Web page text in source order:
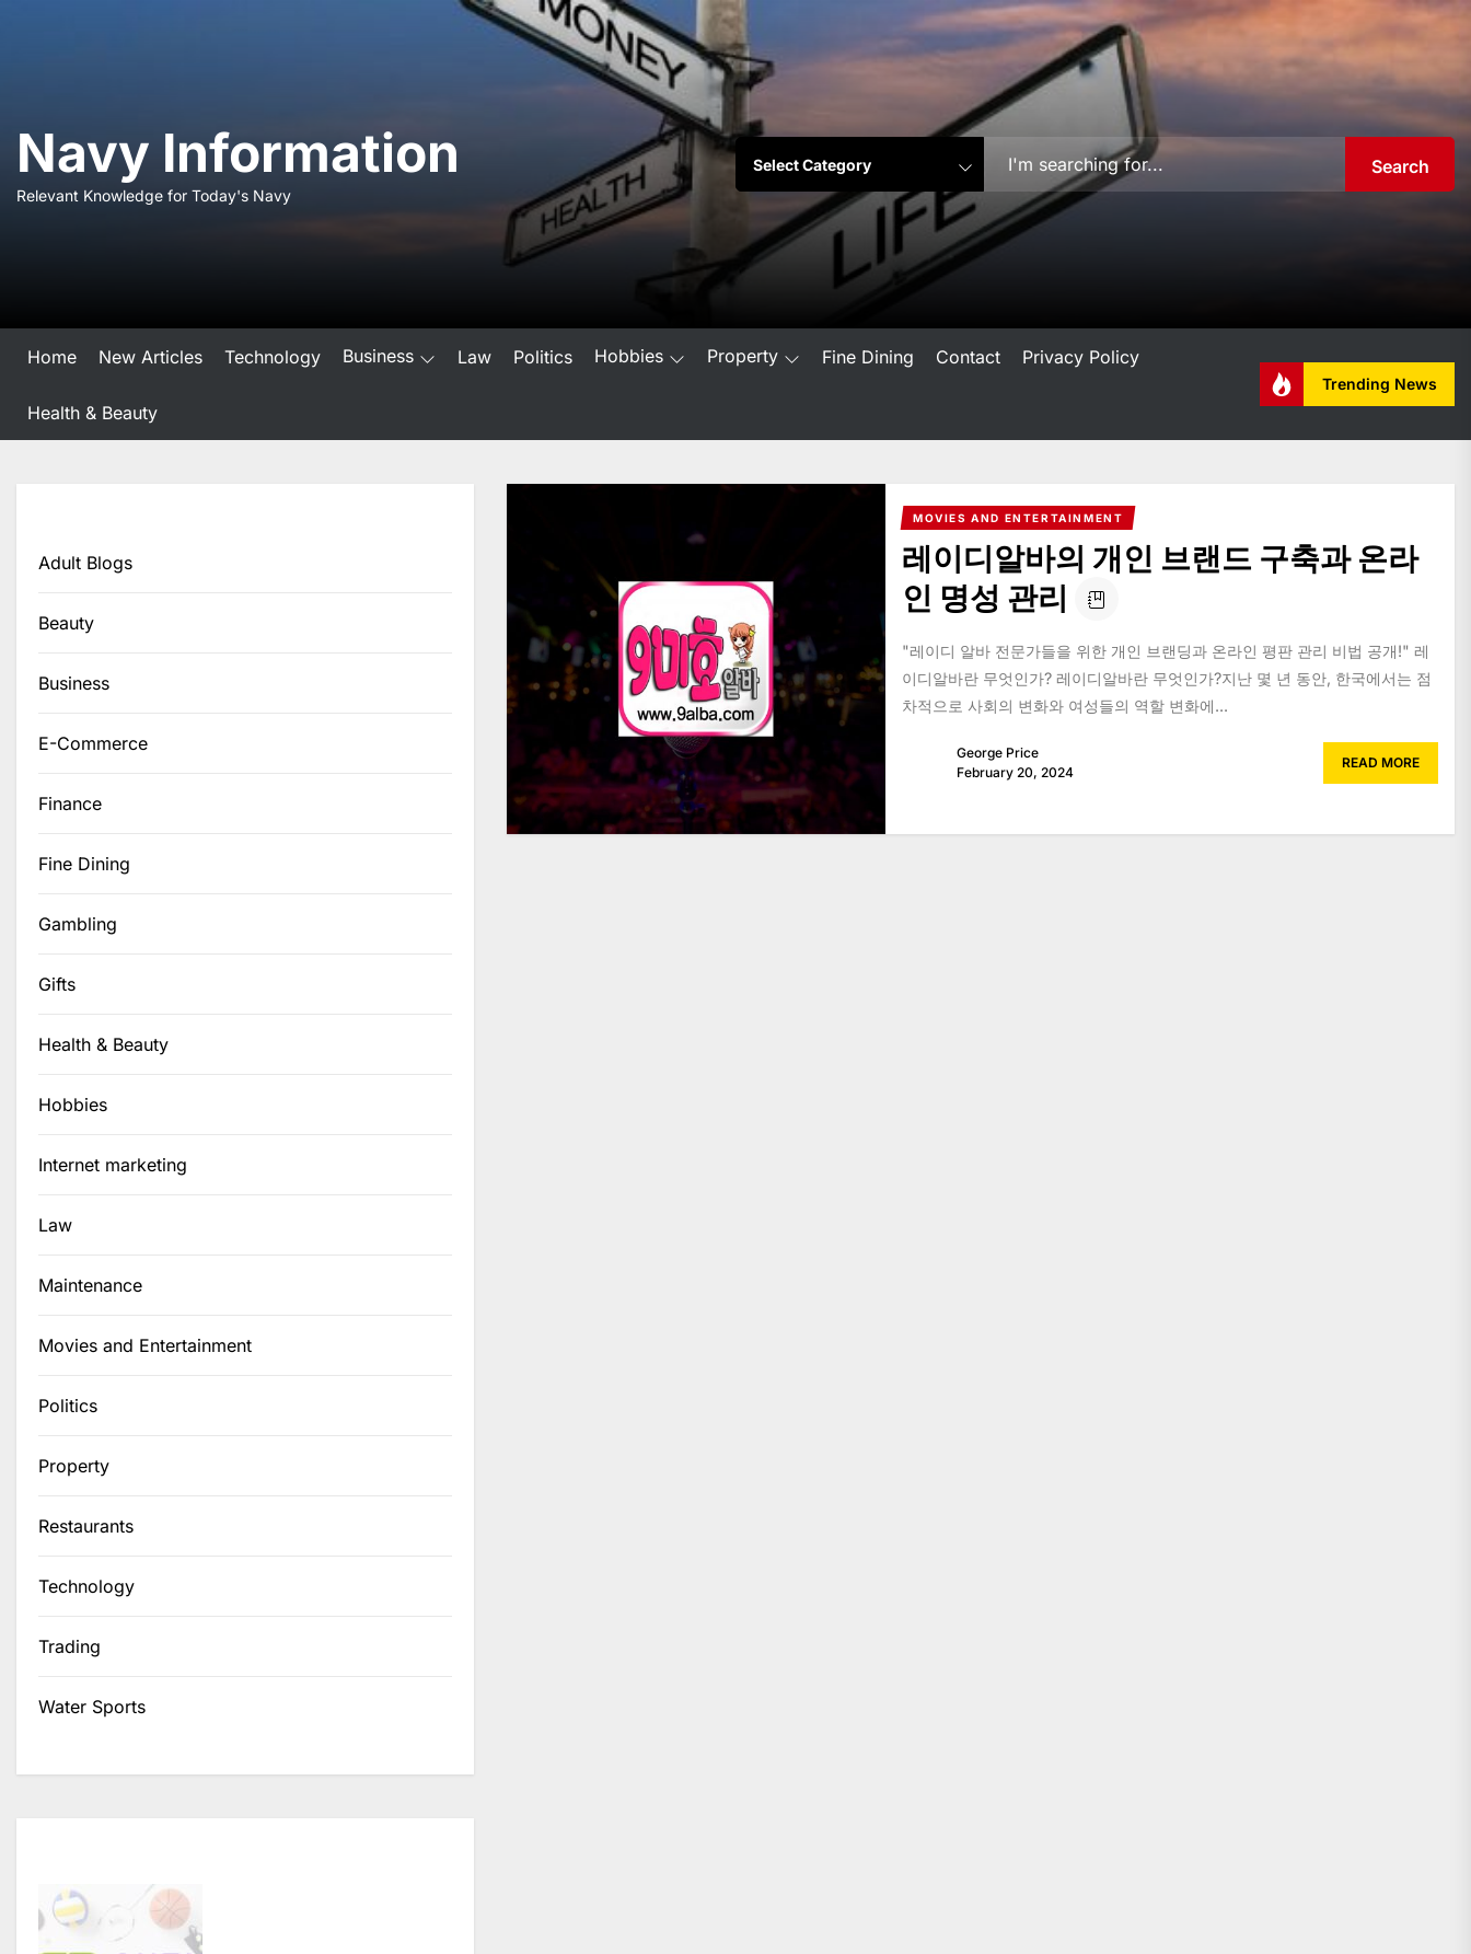
Navy Information
Relevant Knowledge for Today's Navy
Search
Home New Articles Technology Business Law Politics Hobbies Property Fine Dining Contact Privacy Policy
Health & Beauty
Trending News
MOVIES AND ENTERTAINMENT
레이디알바의 개인 브랜드 구축과 온라
인 명성 관리
"레이디 알바 전문가들을 위한 개인 브랜딩과 온라인 평판 관리 비법 공개!" 레
이디알바란 무엇인가? 레이디알바란 무엇인가?지난 몇 년 동안, 한국에서는 점
차적으로 사회의 변화와 여성들의 역할 변화에...
George Price
February 20, 2024
READ MORE
Adult Blogs
Beauty
Business
E-Commerce
Finance
Fine Dining
Gambling
Gifts
Health & Beauty
Hobbies
Internet marketing
Law
Maintenance
Movies and Entertainment
Politics
Property
Restaurants
Technology
Trading
Water Sports